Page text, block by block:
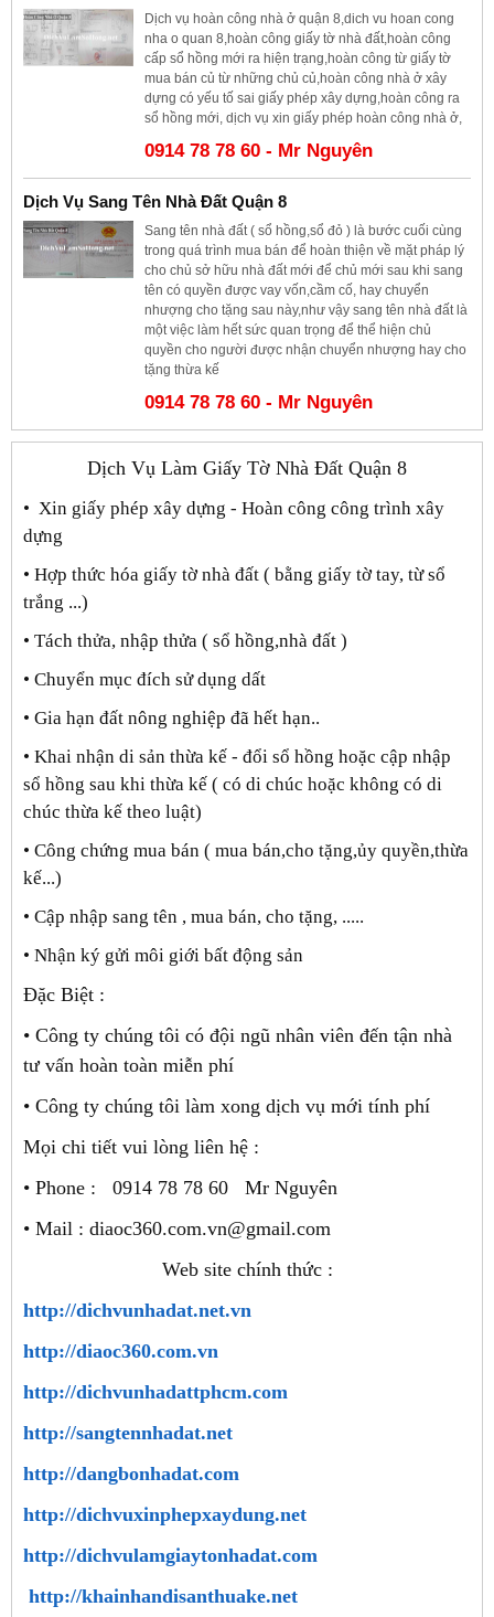
Dịch vụ hoàn công nhà ở quận 8,dich vu hoan cong
nha o quan 8,hoàn công giấy tờ nhà đất,hoàn công
cấp sổ hồng mới ra hiện trạng,hoàn công từ giấy tờ
mua bán củ từ những chủ củ,hoàn công nhà ở xây
dựng có yếu tố sai giấy phép xây dựng,hoàn công ra
sổ hồng mới, dịch vụ xin giấy phép hoàn công nhà ở,
0914 78 78 60 - Mr Nguyên
Dịch Vụ Sang Tên Nhà Đất Quận 8
Sang tên nhà đất ( sổ hồng,sổ đỏ ) là bước cuối cùng
trong quá trình mua bán để hoàn thiện về mặt pháp lý
cho chủ sở hữu nhà đất mới để chủ mới sau khi sang
tên có quyền được vay vốn,cầm cố, hay chuyển
nhượng cho tặng sau này,như vậy sang tên nhà đất là
một việc làm hết sức quan trọng để thể hiện chủ
quyền cho người được nhận chuyển nhượng hay cho
tặng thừa kế
0914 78 78 60 - Mr Nguyên
Dịch Vụ Làm Giấy Tờ Nhà Đất Quận 8
• Xin giấy phép xây dựng - Hoàn công công trình xây
dựng
• Hợp thức hóa giấy tờ nhà đất ( bằng giấy tờ tay, từ sổ
trắng ...)
• Tách thửa, nhập thửa ( sổ hồng,nhà đất )
• Chuyển mục đích sử dụng dất
• Gia hạn đất nông nghiệp đã hết hạn..
• Khai nhận di sản thừa kế - đổi sổ hồng hoặc cập nhập
sổ hồng sau khi thừa kế ( có di chúc hoặc không có di
chúc thừa kế theo luật)
• Công chứng mua bán ( mua bán,cho tặng,ủy quyền,thừa
kế...)
• Cập nhập sang tên , mua bán, cho tặng, .....
• Nhận ký gửi môi giới bất động sản
Đặc Biệt :
• Công ty chúng tôi có đội ngũ nhân viên đến tận nhà
tư vấn hoàn toàn miễn phí
• Công ty chúng tôi làm xong dịch vụ mới tính phí
Mọi chi tiết vui lòng liên hệ :
• Phone : 0914 78 78 60 Mr Nguyên
• Mail : diaoc360.com.vn@gmail.com
Web site chính thức :
http://dichvunhadat.net.vn
http://diaoc360.com.vn
http://dichvunhadattphcm.com
http://sangtennhadat.net
http://dangbonhadat.com
http://dichvuxinphepxaydung.net
http://dichvulamgiaytonhadat.com
http://khainhandisanthuake.net